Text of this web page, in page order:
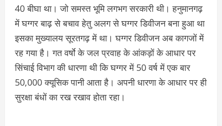
40 बीघा था। जो समस्त भूमि लगभग सरकारी थी। हनुमानगढ़
में घग्गर बाढ़ से बचाव हेतु अलग से घग्गर डिवीजन बना हुआ था
इसका मुख्यालय सूरतगढ़ में था। घग्गर डिवीजन अब कागजों में
रह गया है। गत वर्षाे के जल प्रवाह के आंकड़ों के आधार पर
सिंचाई विभाग की धारणा थी कि घग्गर में 50 वर्ष में एक बार
50,000 क्यूसिक पानी आता है। अपनी धारणा के आधार पर ही
सुरक्षा बंधों का रख रखाव होता रहा।